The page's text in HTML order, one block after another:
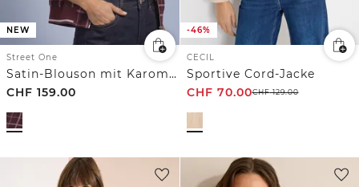
NEW
Street One
Satin-Blouson mit Karomuster
CHF 159.00
-46%
CECIL
Sportive Cord-Jacke
CHF 70.00CHF129.00